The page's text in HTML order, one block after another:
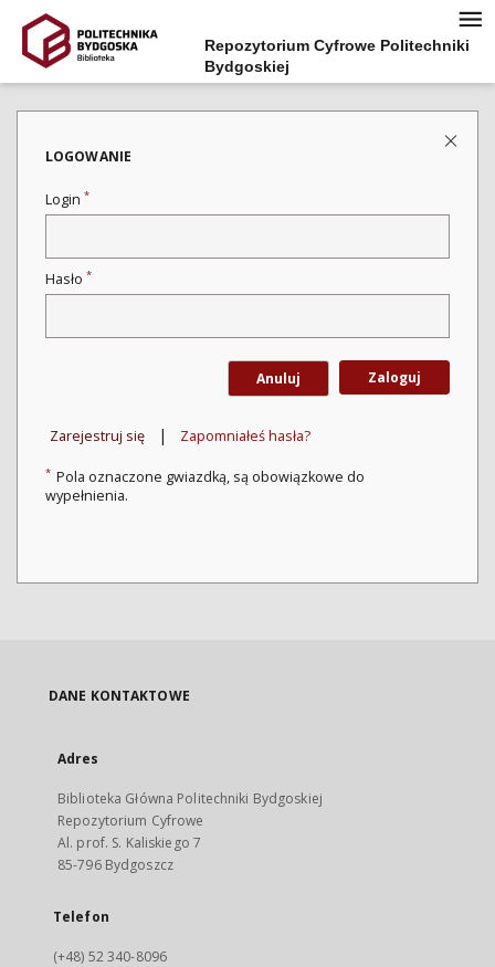
Repozytorium Cyfrowe Politechniki
Bydgoskiej
LOGOWANIE
Login *
Hasło *
Anuluj Zaloguj
Zarejestruj się | Zapomniałeś hasła?
* Pola oznaczone gwiazdką, są obowiązkowe do
wypełnienia.
DANE KONTAKTOWE
Adres
Biblioteka Główna Politechniki Bydgoskiej
Repozytorium Cyfrowe
Al. prof. S. Kaliskiego 7
85-796 Bydgoszcz
Telefon
(+48) 52 340-8096